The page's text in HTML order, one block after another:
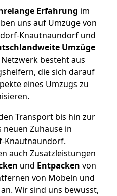
Erfahrung im
uns auf Umzüge von
Knautnaundorf und
Umzüge
besteht aus
die sich darauf
eines Umzugs zu
Transport bis hin zur
Zuhause in
Knautnaundorf.
auch Zusatzleistungen
und Entpacken von
von Möbeln und
Wir sind uns bewusst,